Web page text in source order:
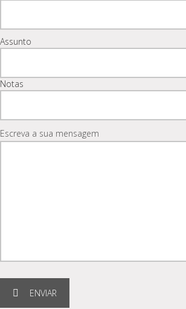
Assunto
Notas
Escreva a sua mensagem
ENVIAR